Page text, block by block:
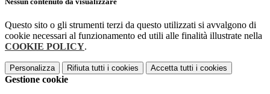
Questo sito o gli strumenti terzi da questo utilizzati si avvalgono di
cookie necessari al funzionamento ed utili alle finalità illustrate nella
COOKIE POLICY.
Personalizza Rifiuta tutti i cookies Accetta tutti i cookies
Gestione cookie